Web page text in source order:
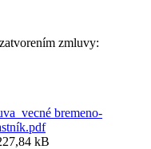
zmluvy:
bremeno-
kB